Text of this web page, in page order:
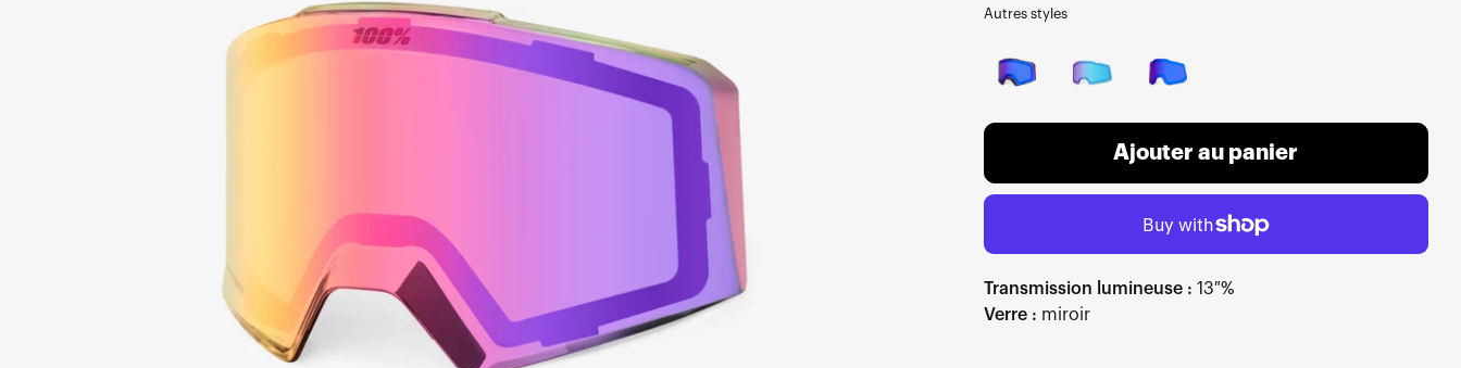
Autres styles
Ajouter au panier
Transmission lumineuse : 13 %
Verre : miroir